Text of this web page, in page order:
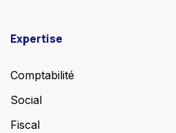
Expertise
Comptabilité
Social
Fiscal